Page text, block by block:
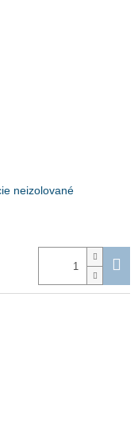
neizolované